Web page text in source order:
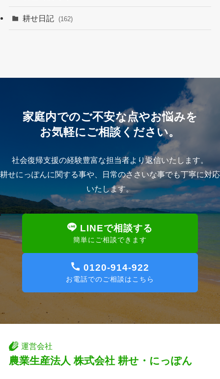
耕せ日記 (162)
家庭内でのご不安な点やお悩みを
お気軽にご相談ください。
社会復帰支援の経験豊富な担当者より返信いたします。
耕せにっぽんに関する事や、日常のささいな事でも丁寧に対応
いたします。
LINEで相談する
簡単にご相談できます
0120-914-922
お電話でのご相談はこちら
運営会社
農業生産法人 株式会社 耕せ・にっぽん